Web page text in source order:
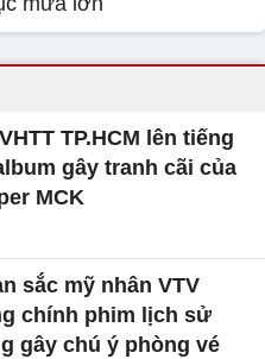
TP.HCM lên tiếng
gây tranh cãi của
MCK
sắc mỹ nhân VTV
chính phim lịch sử
gây chú ý phòng vé